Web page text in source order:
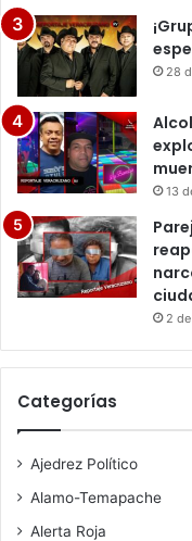
28
13
2
Categorías
Ajedrez Político
Alamo-Temapache
Alerta Roja